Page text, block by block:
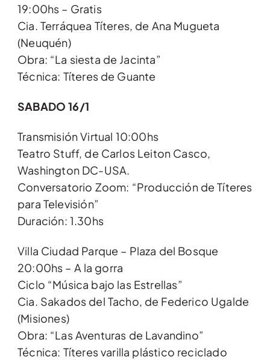
19:00hs – Gratis
Cia. Terráquea Títeres, de Ana Mugueta
(Neuquén)
Obra: “La siesta de Jacinta”
Técnica: Títeres de Guante
SABADO 16/1
Transmisión Virtual 10:00hs
Teatro Stuff, de Carlos Leiton Casco,
Washington DC-USA.
Conversatorio Zoom: “Producción de Títeres
para Televisión”
Duración: 1.30hs
Villa Ciudad Parque – Plaza del Bosque
20:00hs – A la gorra
Ciclo “Música bajo las Estrellas”
Cia. Sakados del Tacho, de Federico Ugalde
(Misiones)
Obra: “Las Aventuras de Lavandino”
Técnica: Títeres varilla plástico reciclado